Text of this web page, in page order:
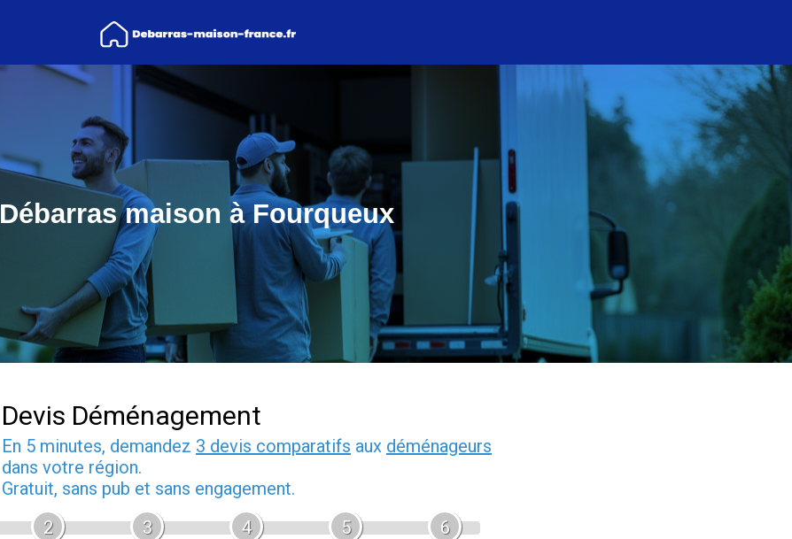
Débarras maison à Fourqueux
Devis Déménagement
En 5 minutes, demandez 3 devis comparatifs aux déménageurs
dans votre région.
Gratuit, sans pub et sans engagement.
2 3 4 5 6